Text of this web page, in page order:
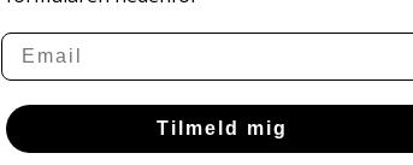
Email
Tilmeld mig